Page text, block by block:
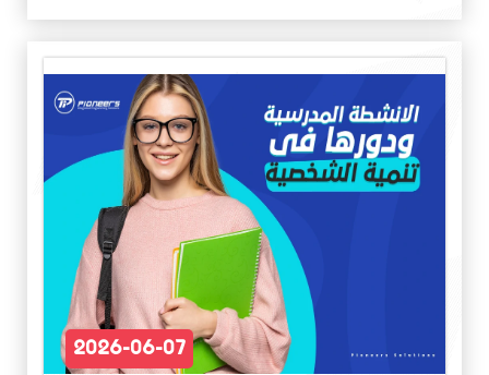
2026-06-07